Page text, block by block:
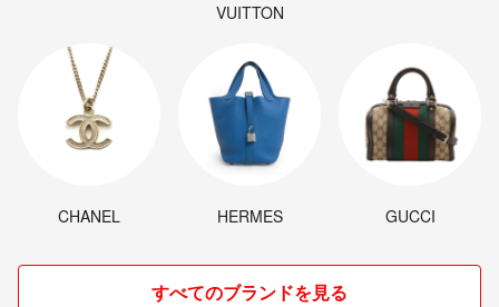
VUITTON
CHANEL HERMES GUCCI
すべてのブランドを見る